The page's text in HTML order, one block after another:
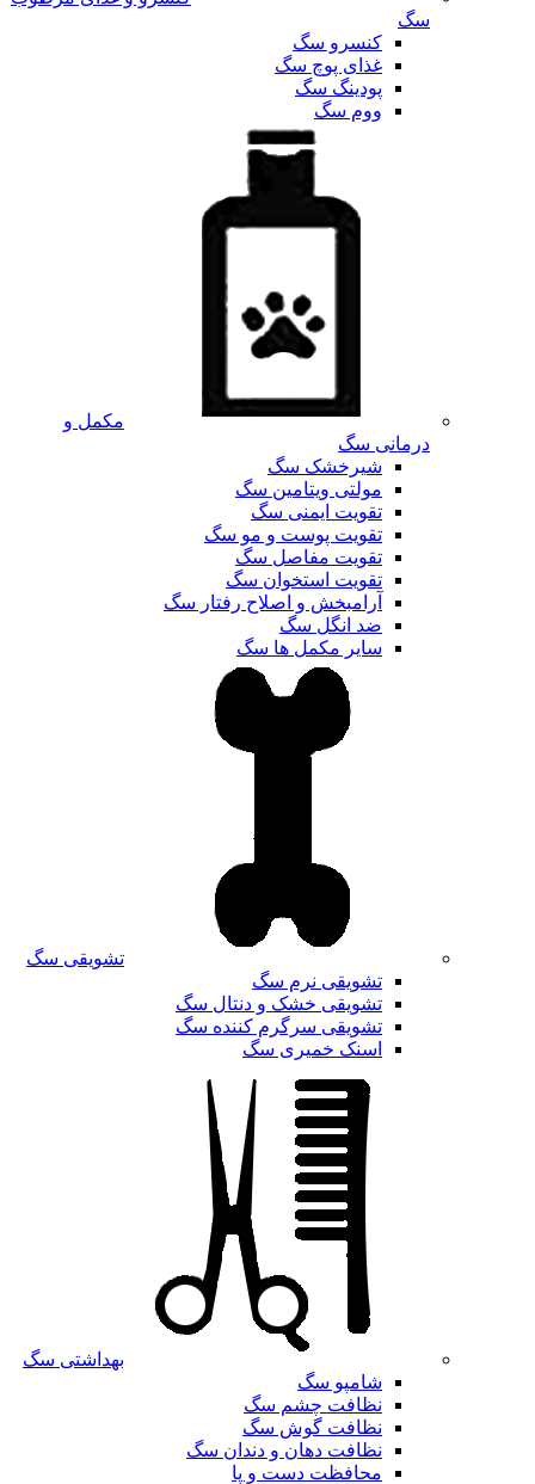
سگ
کنسرو سگ
غذای پوچ سگ
پودینگ سگ
ووم سگ
مکمل و
درمانی سگ
شیرخشک سگ
مولتی ویتامین سگ
تقویت ایمنی سگ
تقویت پوست و مو سگ
تقویت مفاصل سگ
تقویت استخوان سگ
آرامبخش و اصلاح رفتار سگ
ضد انگل سگ
سایر مکمل ها سگ
تشویقی سگ
تشویقی نرم سگ
تشویقی خشک و دنتال سگ
تشویقی سرگرم کننده سگ
اسنک خمیری سگ
بهداشتی سگ
شامپو سگ
نظافت چشم سگ
نظافت گوش سگ
نظافت دهان و دندان سگ
محافظت دست و پا